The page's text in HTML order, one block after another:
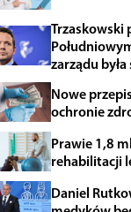
Trzaskowski
zarządu była
Nowe
ochronie
Prawie 1,8
rehabilitacji
Daniel